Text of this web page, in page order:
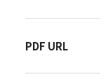
PDF URL